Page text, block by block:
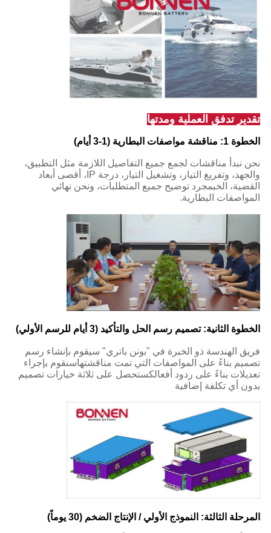
تقدير تدفق العملية ومدتها
الخطوة 1: مناقشة مواصفات البطارية (1-3 أيام)
نحن نبدأ مناقشات لجمع جميع التفاصيل اللازمة مثل التطبيق،
والجهد، وتفريغ التيار، وتشغيل التيار، درجة IP، أقصى أبعاد
القضية، الخبمجرد توضيح جميع المتطلبات، ونحن نهائي
المواصفات البطارية.
الخطوة الثانية: تصميم رسم الحل والتأكيد (3 أيام للرسم الأولي)
فريق الهندسة ذو الخبرة في "بونن باتري" سيقوم بإنشاء رسم
تصميم بناءً على المواصفات التي تمت مناقشتهاسنقوم بإجراء
تعديلات بناءً على ردود أفعالكستحصل على ثلاثة خيارات تصميم
بدون أي تكلفة إضافية
المرحلة الثالثة: النموذج الأولي / الإنتاج الضخم (30 يوماً)